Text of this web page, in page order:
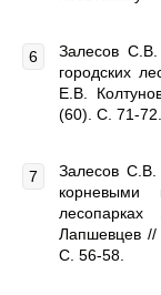
Залесов
городских
Е.В.
(60). С. 71-72.
Залесов
корневыми
Лапшевцев //
С. 56-58.